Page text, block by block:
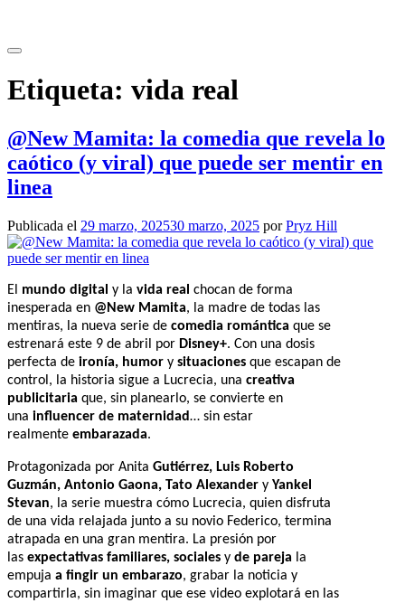
contenido
Etiqueta: vida real
@New Mamita: la comedia que revela lo
caótico (y viral) que puede ser mentir en
linea
Publicada el 29 marzo, 202530 marzo, 2025 porPryz Hill
El mundo digital y la vida real chocan de forma
inesperada en @New Mamita, la madre de todas las
mentiras, la nueva serie de comedia romántica que se
estrenará este 9 de abril por Disney+. Con una dosis
perfecta de ironía, humor y situaciones que escapan de
control, la historia sigue a Lucrecia, una creativa
publicitaria que, sin planearlo, se convierte en
una influencer de maternidad… sin estar
realmente embarazada.
Protagonizada por Anita Gutiérrez, Luis Roberto
Guzmán, Antonio Gaona, Tato Alexander y Yankel
Stevan, la serie muestra cómo Lucrecia, quien disfruta
de una vida relajada junto a su novio Federico, termina
atrapada en una gran mentira. La presión por
las expectativas familiares, sociales y de pareja la
empuja a fingir un embarazo, grabar la noticia y
compartirla, sin imaginar que ese video explotará en las